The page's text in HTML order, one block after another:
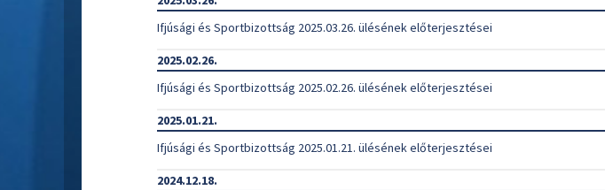
Ifjúsági és Sportbizottság 2025.03.26. ülésének előterjesztései
2025.02.26.
Ifjúsági és Sportbizottság 2025.02.26. ülésének előterjesztései
2025.01.21.
Ifjúsági és Sportbizottság 2025.01.21. ülésének előterjesztései
2024.12.18.